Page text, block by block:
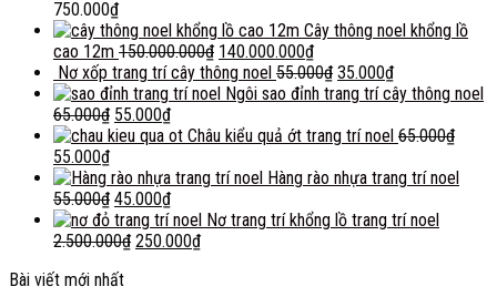
750.000₫
Cây thông noel khổng lồ
cao 12m 150.000.000₫ 140.000.000₫
Nơ xốp trang trí cây thông noel 55.000₫ 35.000₫
Ngôi sao đỉnh trang trí cây thông noel
65.000₫ 55.000₫
Châu kiểu quả ớt trang trí noel 65.000₫
55.000₫
Hàng rào nhựa trang trí noel
55.000₫ 45.000₫
Nơ trang trí khổng lồ trang trí noel
2.500.000₫ 250.000₫
Bài viết mới nhất